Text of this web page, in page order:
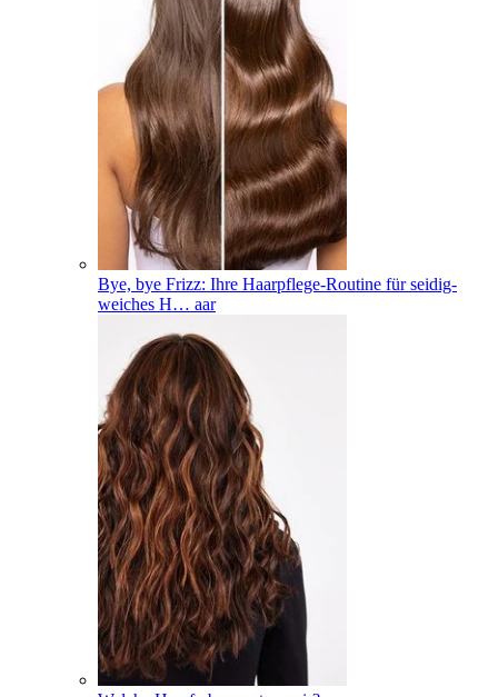
Bye, bye Frizz: Ihre Haarpflege-Routine für seidig-
weiches H… aar